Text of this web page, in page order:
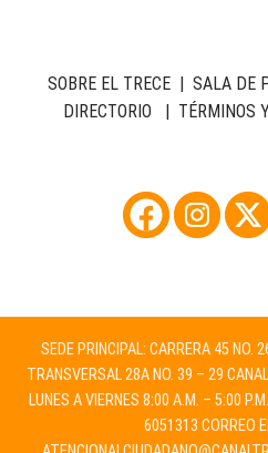
SOBRE EL TRECE| SALA DE
DIRECTORIO | TÉRMINOS
SEDE PRINCIPAL: CARRERA 45 NO.
TRANSVERSAL 28A NO. 39 – 29
LUNES A VIERNES 8:00 A.M. – 5:00
6051313 CORREO